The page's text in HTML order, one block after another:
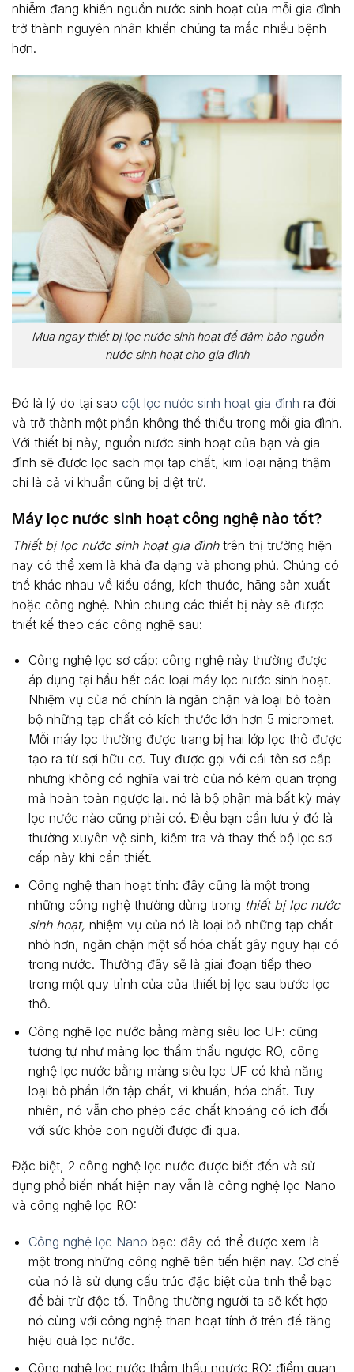
nhiễm đang khiến nguồn nước sinh hoạt của mỗi gia đình
trở thành nguyên nhân khiến chúng ta mắc nhiều bệnh
hơn.
Mua ngay thiết bị lọc nước sinh hoạt để đảm bảo nguồn
nước sinh hoạt cho gia đình
Đó là lý do tại sao cột lọc nước sinh hoạt gia đình ra đời
và trở thành một phần không thể thiếu trong mỗi gia đình.
Với thiết bị này, nguồn nước sinh hoạt của bạn và gia
đình sẽ được lọc sạch mọi tạp chất, kim loại nặng thậm
chí là cả vi khuẩn cũng bị diệt trừ.
Máy lọc nước sinh hoạt công nghệ nào tốt?
Thiết bị lọc nước sinh hoạt gia đìnhtrên thị trường hiện
nay có thể xem là khá đa dạng và phong phú. Chúng có
thể khác nhau về kiểu dáng, kích thước, hãng sản xuất
hoặc công nghệ. Nhìn chung các thiết bị này sẽ được
thiết kế theo các công nghệ sau:
Công nghệ lọc sơ cấp: công nghệ này thường được
áp dụng tại hầu hết các loại máy lọc nước sinh hoạt.
Nhiệm vụ của nó chính là ngăn chặn và loại bỏ toàn
bộ những tạp chất có kích thước lớn hơn 5 micromet.
Mỗi máy lọc thường được trang bị hai lớp lọc thô được
tạo ra từ sợi hữu cơ. Tuy được gọi với cái tên sơ cấp
nhưng không có nghĩa vai trò của nó kém quan trọng
mà hoàn toàn ngược lại. nó là bộ phận mà bất kỳ máy
lọc nước nào cũng phải có. Điều bạn cần lưu ý đó là
thường xuyên vệ sinh, kiểm tra và thay thế bộ lọc sơ
cấp này khi cần thiết.
Công nghệ than hoạt tính: đây cũng là một trong
những công nghệ thường dùng trong thiết bị lọc nước
sinh hoạt, nhiệm vụ của nó là loại bỏ những tạp chất
nhỏ hơn, ngăn chặn một số hóa chất gây nguy hại có
trong nước. Thường đây sẽ là giai đoạn tiếp theo
trong một quy trình của của thiết bị lọc sau bước lọc
thô.
Công nghệ lọc nước bằng màng siêu lọc UF: cũng
tương tự như màng lọc thẩm thấu ngược RO, công
nghệ lọc nước bằng màng siêu lọc UF có khả năng
loại bỏ phần lớn tập chất, vi khuẩn, hóa chất. Tuy
nhiên, nó vẫn cho phép các chất khoáng có ích đối
với sức khỏe con người được đi qua.
Đặc biệt, 2 công nghệ lọc nước được biết đến và sử
dụng phổ biến nhất hiện nay vẫn là công nghệ lọc Nano
và công nghệ lọc RO:
Công nghệ lọc Nano bạc: đây có thể được xem là
một trong những công nghệ tiên tiến hiện nay. Cơ chế
của nó là sử dụng cấu trúc đặc biệt của tinh thể bạc
để bài trừ độc tố. Thông thường người ta sẽ kết hợp
nó cùng với công nghệ than hoạt tính ở trên để tăng
hiệu quả lọc nước.
Công nghệ lọc nước thẩm thấu ngược RO: điểm quan